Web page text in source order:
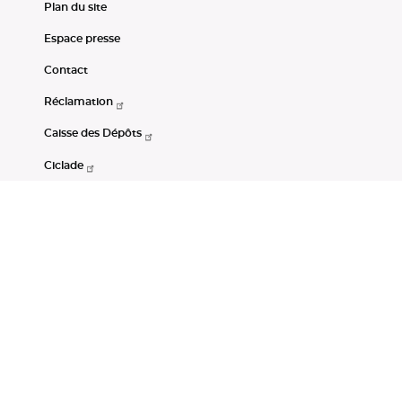
Plan du site
Espace presse
Contact
Réclamation
Caisse des Dépôts
Ciclade